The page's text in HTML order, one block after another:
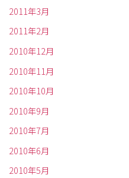
2011年3月
2011年2月
2010年12月
2010年11月
2010年10月
2010年9月
2010年7月
2010年6月
2010年5月